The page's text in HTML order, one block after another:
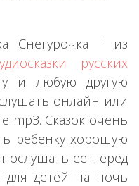
Снегурочка " из
русских
и любую другую
онлайн или
mp3. Сказок очень
ребенку хорошую
ее перед
для детей на ночь